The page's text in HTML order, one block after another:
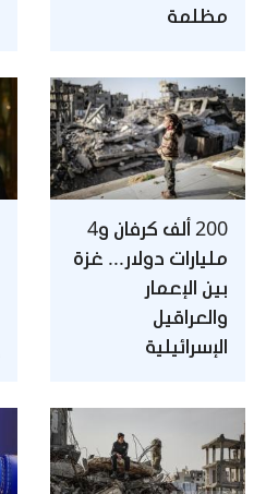
مظلمة
200 ألف كرفان و4
مليارات دولار... غزة
بين الإعمار
والعراقيل
الإسرائيلية